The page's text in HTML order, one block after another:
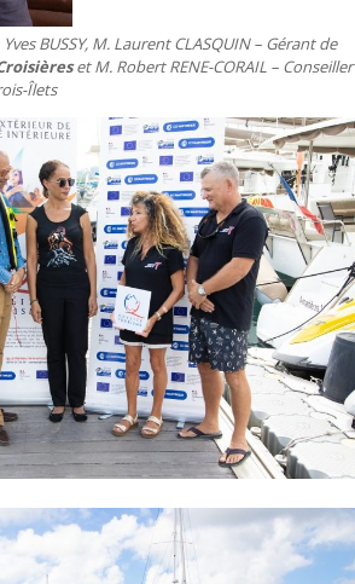
BUSSY, M. Laurent CLASQUIN – Gérant de
et M. Robert RENE-CORAIL – Conseiller
Îlets